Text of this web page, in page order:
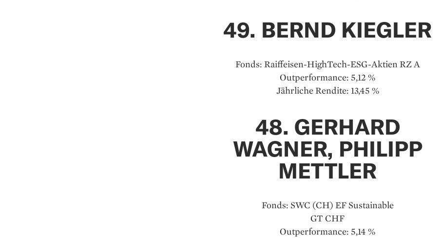
49. BERND KIEGLER
Fonds: Raiffeisen-HighTech-ESG-Aktien RZ A
Outperformance: 5,12 %
Jährliche Rendite: 13,45 %
48. GERHARD
WAGNER, PHILIPP
METTLER
Fonds: SWC (CH) EF Sustainable
GT CHF
Outperformance: 5,14 %